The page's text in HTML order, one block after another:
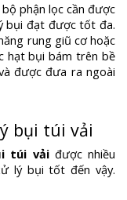
phận lọc cần được
bụi đạt được tốt đa.
rung giũ cơ hoặc
hạt bụi bám trên bề
được đưa ra ngoài
bụi túi vải
túi vảiđược nhiều
lý bụi tốt đến vậy.